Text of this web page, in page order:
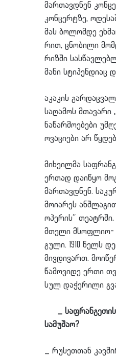
მართავდნენ
კონცერტზე,
მას ბოლომდე
რით, ცნობილი
რიზ­ში
მა­ნი სტი­პენ­დიაც
აკაკის
საღამოს მთავარი
ნაწარმოებები
ოვაციები არ
მიხეილმა
ერთად დაიწყო
მართავდნენ.
მოიარეს
ოპერის“
მთელი მსოფლიო-
გული. 1910 წელს
მივდივართ.
წამოვიდე ერთი
სულ დაჭერილი
_ საფრანგეთის
სამუშაო?
_ რუსეთთან